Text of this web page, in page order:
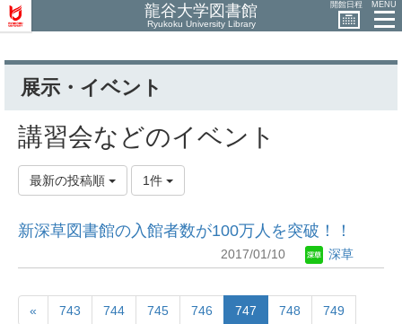
龍谷大学図書館
Ryukoku University Library
開館日程 MENU
展示・イベント
講習会などのイベント
最新の投稿順 1件
新深草図書館の入館者数が100万人を突破！！
2017/01/10 深草
« 743 744 745 746 747 748 749